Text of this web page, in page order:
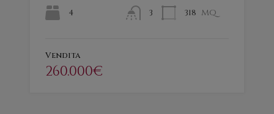
4
3
318 mq
Vendita
260.000€